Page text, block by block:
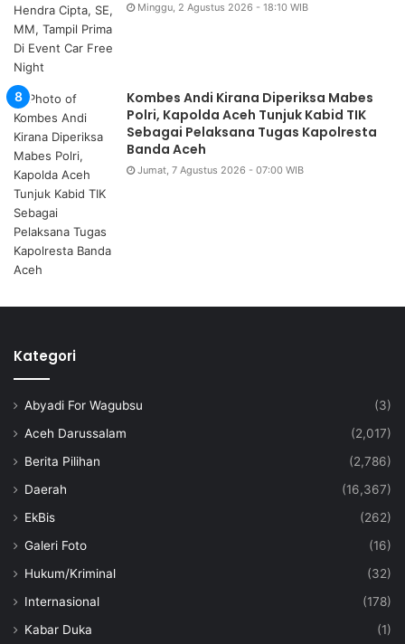
Minggu, 2 Agustus 2026 - 18:10 WIB
Kombes Andi Kirana Diperiksa Mabes
Polri, Kapolda Aceh Tunjuk Kabid TIK
Sebagai Pelaksana Tugas Kapolresta
Banda Aceh
Jumat, 7 Agustus 2026 - 07:00 WIB
Kategori
Abyadi For Wagubsu
(3)
Aceh Darussalam
(2,017)
Berita Pilihan
(2,786)
Daerah
(16,367)
EkBis
(262)
Galeri Foto
(16)
Hukum/Kriminal
(32)
Internasional
(178)
Kabar Duka
(1)